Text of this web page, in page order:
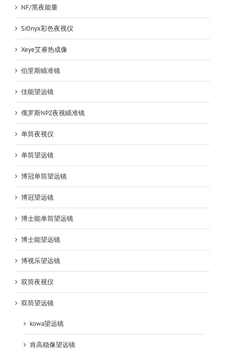
NF/黑夜能量
SiOnyx彩色夜视仪
Xeye艾睿热成像
伯里斯瞄准镜
佳能望远镜
俄罗斯NPZ夜视瞄准镜
单筒夜视仪
单筒望远镜
博冠单筒望远镜
博冠望远镜
博士能单筒望远镜
博士能望远镜
博视乐望远镜
双筒夜视仪
双筒望远镜
kowa望远镜
肯高稳像望远镜